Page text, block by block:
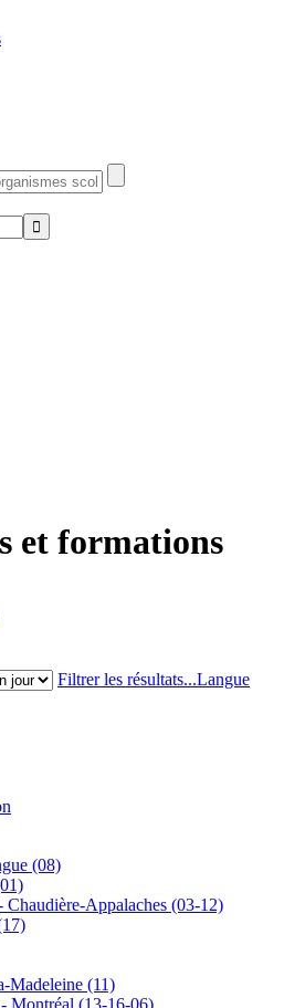
et formations
Filtrer les résultats...Langue
(08)
Chaudière-Appalaches (03-12)
Madeleine (11)
Montréal (13-16-06)